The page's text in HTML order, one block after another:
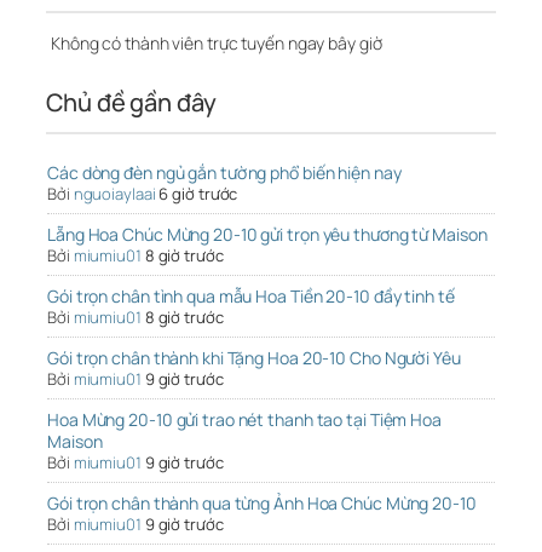
Không có thành viên trực tuyến ngay bây giờ
Chủ đề gần đây
Các dòng đèn ngủ gắn tường phổ biến hiện nay
Bởi nguoiaylaai 6 giờ trước
Lẵng Hoa Chúc Mừng 20-10 gửi trọn yêu thương từ Maison
Bởi miumiu01 8 giờ trước
Gói trọn chân tình qua mẫu Hoa Tiền 20-10 đầy tinh tế
Bởi miumiu01 8 giờ trước
Gói trọn chân thành khi Tặng Hoa 20-10 Cho Người Yêu
Bởi miumiu01 9 giờ trước
Hoa Mừng 20-10 gửi trao nét thanh tao tại Tiệm Hoa
Maison
Bởi miumiu01 9 giờ trước
Gói trọn chân thành qua từng Ảnh Hoa Chúc Mừng 20-10
Bởi miumiu01 9 giờ trước